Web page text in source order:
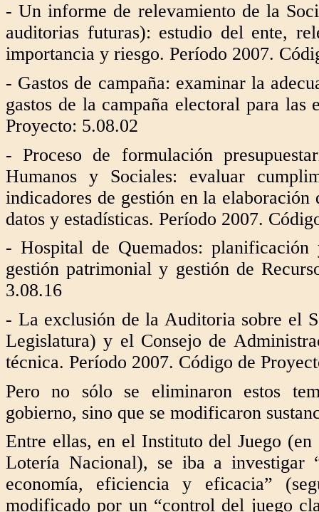
- Un informe de relevamiento de la
auditorias futuras): estudio del ente,
importancia y riesgo. Período 2007.
- Gastos de campaña: examinar la
gastos de la campaña electoral para las
Proyecto: 5.08.02
- Proceso de formulación
Humanos y Sociales: evaluar
indicadores de gestión en la
datos y estadísticas. Período 2007.
- Hospital de Quemados: planificación
gestión patrimonial y gestión de
3.08.16
- La exclusión de la Auditoria sobre el
Legislatura) y el Consejo de
técnica. Período 2007. Código de
Pero no sólo se eliminaron estos
gobierno, sino que se modificaron
Entre ellas, en el Instituto del Juego
Lotería Nacional), se iba a investigar
economía, eficiencia y eficacia”
modificado por un “control del juego